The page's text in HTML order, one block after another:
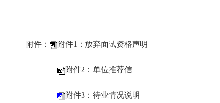
附件： 附件1：放弃面试资格声明
附件2：单位推荐信
附件3：待业情况说明